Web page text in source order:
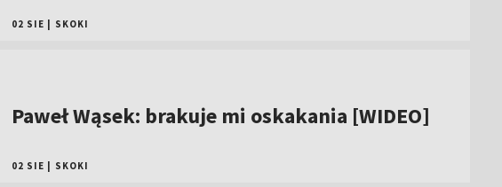
02 SIE SKOKI
Paweł Wąsek: brakuje mi oskakania [WIDEO]
02 SIE SKOKI